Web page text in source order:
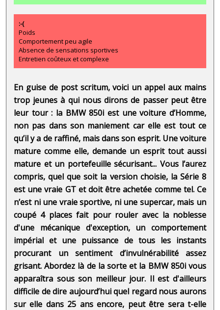
:-(
Poids
Comportement peu agile
Absence de sensations sportives
Entretien coûteux et complexe
En guise de post scritum, voici un appel aux mains
trop jeunes à qui nous dirons de passer peut être
leur tour : la BMW 850i est une voiture d’Homme,
non pas dans son maniement car elle est tout ce
qu’il y a de raffiné, mais dans son esprit. Une voiture
mature comme elle, demande un esprit tout aussi
mature et un portefeuille sécurisant... Vous l’aurez
compris, quel que soit la version choisie, la Série 8
est une vraie GT et doit être achetée comme tel. Ce
n’est ni une vraie sportive, ni une supercar, mais un
coupé 4 places fait pour rouler avec la noblesse
d'une mécanique d'exception, un comportement
impérial et une puissance de tous les instants
procurant un sentiment d’invulnérabilité assez
grisant. Abordez là de la sorte et la BMW 850i vous
apparaîtra sous son meilleur jour. Il est d'ailleurs
difficile de dire aujourd’hui quel regard nous aurons
sur elle dans 25 ans encore, peut être sera t-elle